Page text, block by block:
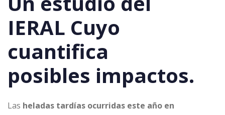
IERAL Cuyo
cuantifica
posibles impactos.
Las heladas tardías ocurridas este año en